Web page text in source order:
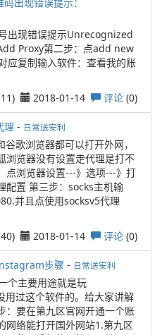
出现错误提示Unrecognized
Proxy第二步：点add new
应复制输入软件：查看我的账
2018-01-14 评论 (0)
理 - 日常送安利
歌浏览器都可以打开外网，
浏览器没有设置走代理是打不
点浏览器设置---》选项---》打
配置 第三步：socks主机输
并且点使用socksv5代理
2018-01-14 评论 (0)
步骤 - 日常送安利
个主要用途就是玩
过这个软件的。给大家讲解
：要在第九区官网开通一个账
网络能打开国外网站1.第九区